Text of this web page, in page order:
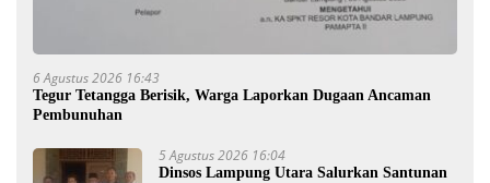
6 Agustus 2026 16:43
Tegur Tetangga Berisik, Warga Laporkan Dugaan Ancaman
Pembunuhan
5 Agustus 2026 16:04
Dinsos Lampung Utara Salurkan Santunan